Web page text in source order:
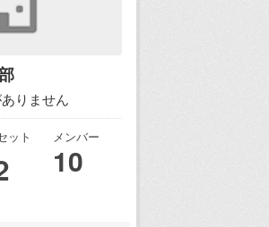
りません
ット メンバー
10